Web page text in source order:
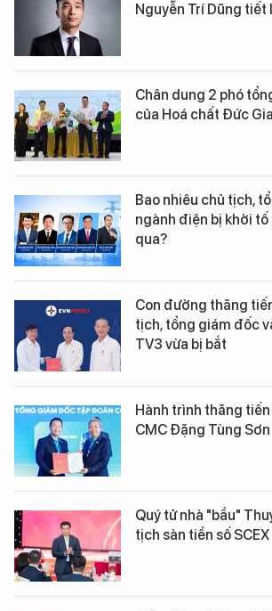
Nguyễn Trí Dũng tiết
Chân dung 2 phó
của Hoá chất Đức
Bao nhiêu chủ tịch,
ngành điện bị khởi
qua?
Con đường thăng
tịch, tổng giám đốc
TV3 vừa bị bắt
Hành trình thăng
CMC Đặng Tùng Sơn
Quý tử nhà "bầu"
tịch sàn tiền số SCEX